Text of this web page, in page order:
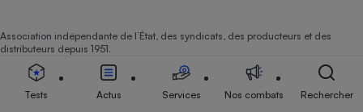
Association indépendante de l’État, des syndicats, des producteurs et des
distributeurs depuis 1951.
Tests Actus Services Nos combats Rechercher